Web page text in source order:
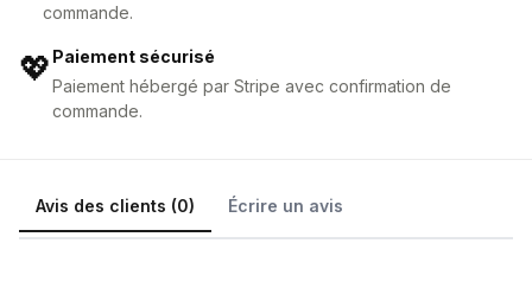
commande.
💖 Paiement sécurisé
Paiement hébergé par Stripe avec confirmation de
commande.
Avis des clients (0) Écrire un avis